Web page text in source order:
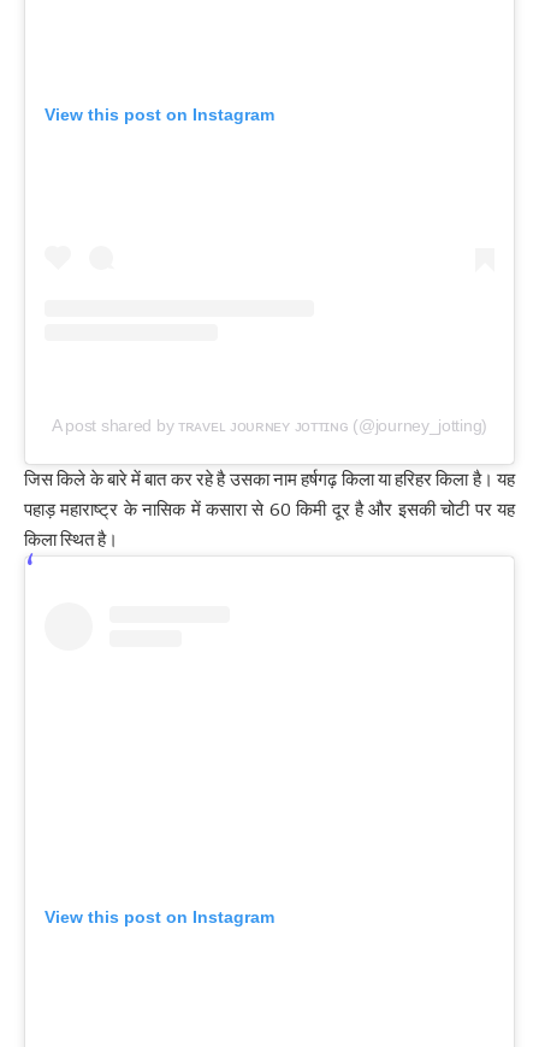
View this post on Instagram
A post shared by ᴛʀᴀᴠᴇʟ ᴊᴏᴜʀɴᴇʏ ᴊᴏᴛᴛɪɴɢ (@journey_jotting)
जिस किले के बारे में बात कर रहे है उसका नाम हर्षगढ़ किला या हरिहर किला है। यह
पहाड़ महाराष्‍ट्र के नासिक में कसारा से 60 किमी दूर है और इसकी चोटी पर यह
किला स्थित है।
View this post on Instagram